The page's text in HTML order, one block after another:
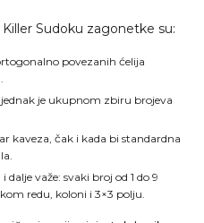
Sudoku zagonetke su:
povezanih ćelija
je ukupnom zbiru brojeva
kaveza, čak i kada bi standardna
važe: svaki broj od 1 do 9
redu, koloni i 3×3 polju.